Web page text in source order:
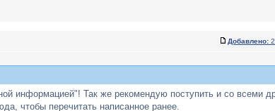
Добавлено:
информацией"! Так же рекомендую поступить и со всеми
чтобы перечитать написанное ранее.